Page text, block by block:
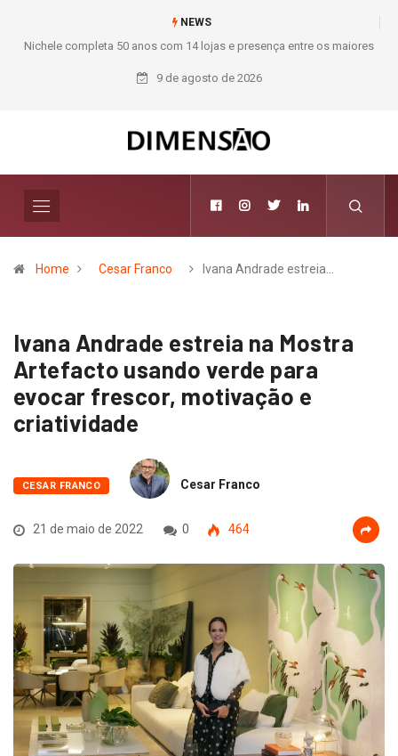
NEWS
Nichele completa 50 anos com 14 lojas e presença entre os maiores
varejistas de materiais de construção do Brasil
9 de agosto de 2026
Home Cesar Franco Ivana Andrade estreia…
Ivana Andrade estreia na Mostra
Artefacto usando verde para
evocar frescor, motivação e
criatividade
CESAR FRANCO Cesar Franco
21 de maio de 2022 0 464